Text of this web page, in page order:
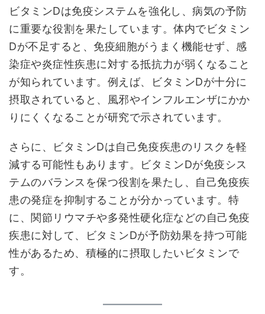
ビタミンDは免疫システムを強化し、病気の予防
に重要な役割を果たしています。体内でビタミン
Dが不足すると、免疫細胞がうまく機能せず、感
染症や炎症性疾患に対する抵抗力が弱くなること
が知られています。例えば、ビタミンDが十分に
摂取されていると、風邪やインフルエンザにかか
りにくくなることが研究で示されています。
さらに、ビタミンDは自己免疫疾患のリスクを軽
減する可能性もあります。ビタミンDが免疫シス
テムのバランスを保つ役割を果たし、自己免疫疾
患の発症を抑制することが分かっています。特
に、関節リウマチや多発性硬化症などの自己免疫
疾患に対して、ビタミンDが予防効果を持つ可能
性があるため、積極的に摂取したいビタミンで
す。